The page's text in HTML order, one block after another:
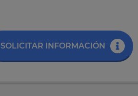
SOLICITAR INFORMACIÓN